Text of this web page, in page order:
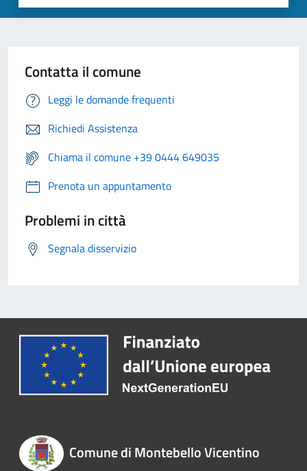
Contatta il comune
Leggi le domande frequenti
Richiedi Assistenza
Chiama il comune +39 0444 649035
Prenota un appuntamento
Problemi in città
Segnala disservizio
Comune di Montebello Vicentino